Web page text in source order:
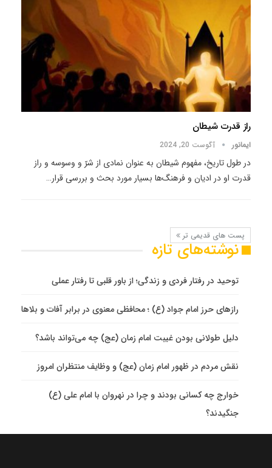
راز قدرت شیطان
ایمانور آگوست 20, 2024
در طول تاریخ، مفهوم شیطان به عنوان نمادی از شرّ و وسوسه و راز
قدرت او در ادیان و فرهنگ‌ها بسیار مورد بحث و بررسی قرار…
پست های قدیمی تر
نوشته‌های تازه
توحید در رفتار فردی و زندگی؛ از باور قلبی تا رفتار عملی
رازهای حرز امام جواد (ع) ؛ محافظی معنوی در برابر آفات و بلاها
دلیل طولانی بودن غیبت امام زمان (عج) چه می‌تواند باشد؟
نقش مردم در ظهور امام زمان (عج) و وظایف منتظران امروز
خوارج چه کسانی بودند و چرا در نهروان با امام علی (ع)
جنگیدند؟